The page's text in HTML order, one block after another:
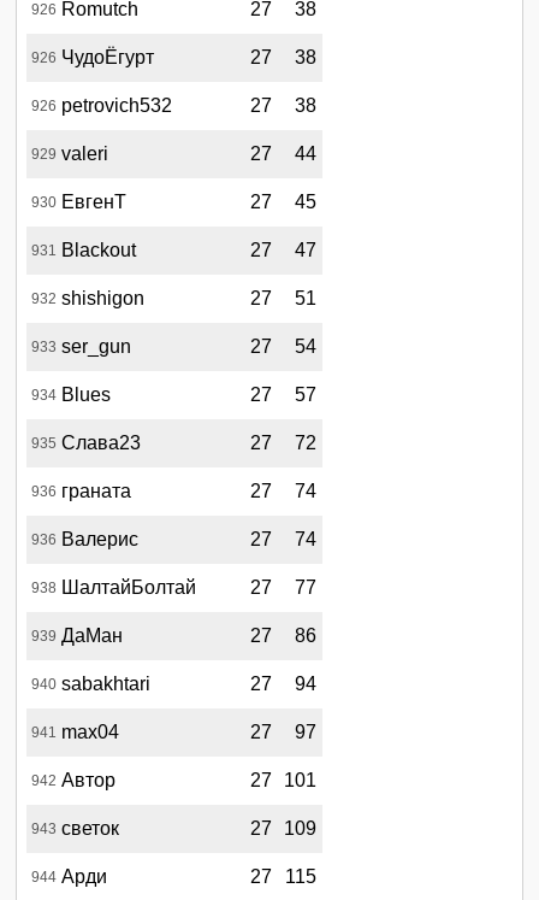
926 Romutch 27 38
926 ЧудоЁгурт 27 38
926 petrovich532 27 38
929 valeri 27 44
930 ЕвгенТ 27 45
931 Blackout 27 47
932 shishigon 27 51
933 ser_gun 27 54
934 Blues 27 57
935 Слава23 27 72
936 граната 27 74
936 Валерис 27 74
938 ШалтайБолтай 27 77
939 ДаМан 27 86
940 sabakhtari 27 94
941 max04 27 97
942 Автор 27 101
943 светок 27 109
944 Арди 27 115